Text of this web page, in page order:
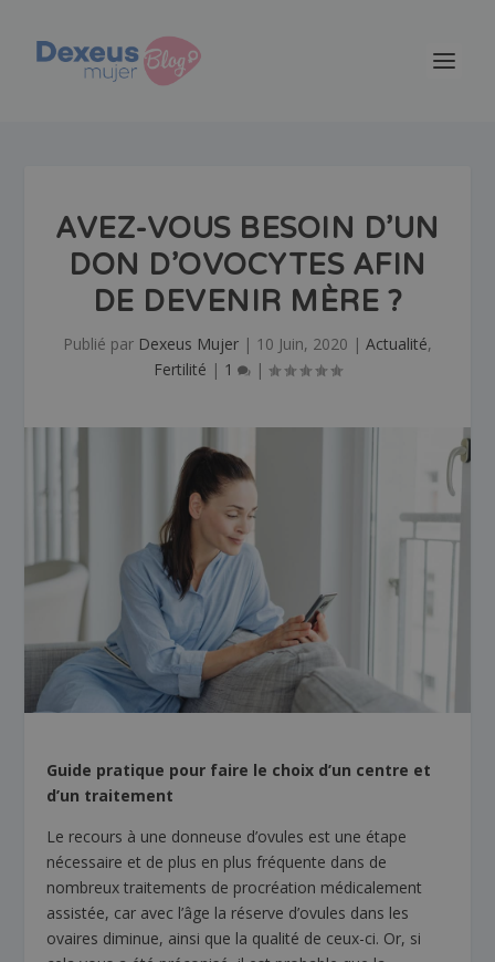
AVEZ-VOUS BESOIN D’UN
DON D’OVOCYTES AFIN
DE DEVENIR MÈRE ?
Publié par Dexeus Mujer | 10 Juin, 2020 | Actualité,
Fertilité | 1 |
Guide pratique pour faire le choix d’un centre et
d’un traitement
Le recours à une donneuse d’ovules est une étape
nécessaire et de plus en plus fréquente dans de
nombreux traitements de procréation médicalement
assistée, car avec l’âge la réserve d’ovules dans les
ovaires diminue, ainsi que la qualité de ceux-ci. Or, si